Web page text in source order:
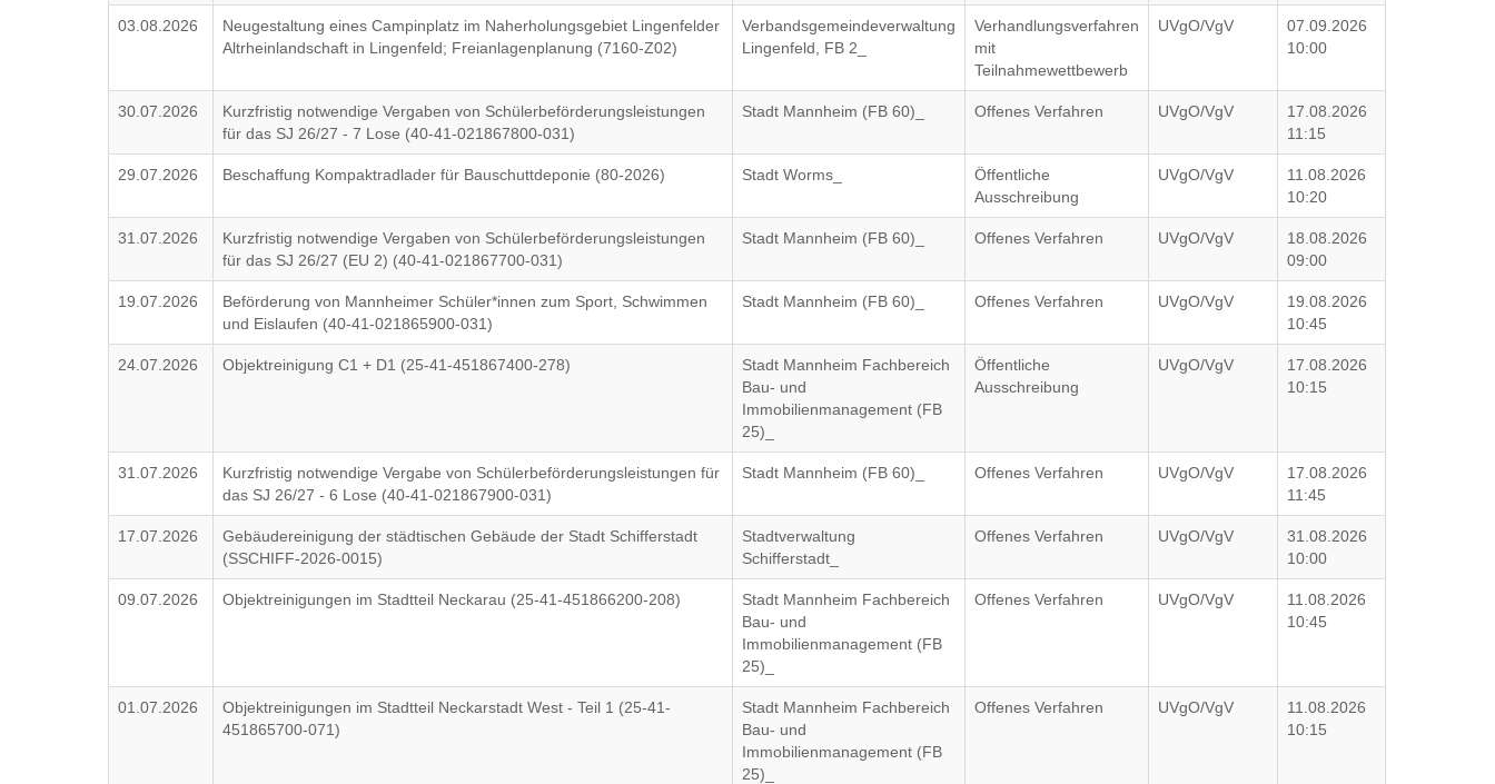
03.08.2026
Neugestaltung eines Campinplatz im Naherholungsgebiet Lingenfelder
Altrheinlandschaft in Lingenfeld; Freianlagenplanung (7160-Z02)
Verbandsgemeindeverwaltung
Lingenfeld, FB 2_
Verhandlungsverfahren
mit
Teilnahmewettbewerb
UVgO/VgV
07.09.2026
10:00
30.07.2026
Kurzfristig notwendige Vergaben von Schülerbeförderungsleistungen
für das SJ 26/27 - 7 Lose (40-41-021867800-031)
Stadt Mannheim (FB 60)_ Offenes Verfahren UVgO/VgV
17.08.2026
11:15
29.07.2026 Beschaffung Kompaktradlader für Bauschuttdeponie (80-2026) Stadt Worms_
Öffentliche
Ausschreibung
UVgO/VgV
11.08.2026
10:20
31.07.2026
Kurzfristig notwendige Vergaben von Schülerbeförderungsleistungen
für das SJ 26/27 (EU 2) (40-41-021867700-031)
Stadt Mannheim (FB 60)_ Offenes Verfahren UVgO/VgV
18.08.2026
09:00
19.07.2026
Beförderung von Mannheimer Schüler*innen zum Sport, Schwimmen
und Eislaufen (40-41-021865900-031)
Stadt Mannheim (FB 60)_ Offenes Verfahren UVgO/VgV
19.08.2026
10:45
24.07.2026 Objektreinigung C1 + D1 (25-41-451867400-278)
Stadt Mannheim Fachbereich
Bau- und
Immobilienmanagement (FB
25)_
Öffentliche
Ausschreibung
UVgO/VgV
17.08.2026
10:15
31.07.2026
Kurzfristig notwendige Vergabe von Schülerbeförderungsleistungen für
das SJ 26/27 - 6 Lose (40-41-021867900-031)
Stadt Mannheim (FB 60)_ Offenes Verfahren UVgO/VgV
17.08.2026
11:45
17.07.2026
Gebäudereinigung der städtischen Gebäude der Stadt Schifferstadt
(SSCHIFF-2026-0015)
Stadtverwaltung
Schifferstadt_
Offenes Verfahren UVgO/VgV
31.08.2026
10:00
09.07.2026 Objektreinigungen im Stadtteil Neckarau (25-41-451866200-208)
Stadt Mannheim Fachbereich
Bau- und
Immobilienmanagement (FB
25)_
Offenes Verfahren UVgO/VgV
11.08.2026
10:45
01.07.2026
Objektreinigungen im Stadtteil Neckarstadt West - Teil 1 (25-41-
451865700-071)
Stadt Mannheim Fachbereich
Bau- und
Immobilienmanagement (FB
25)_
Offenes Verfahren UVgO/VgV
11.08.2026
10:15